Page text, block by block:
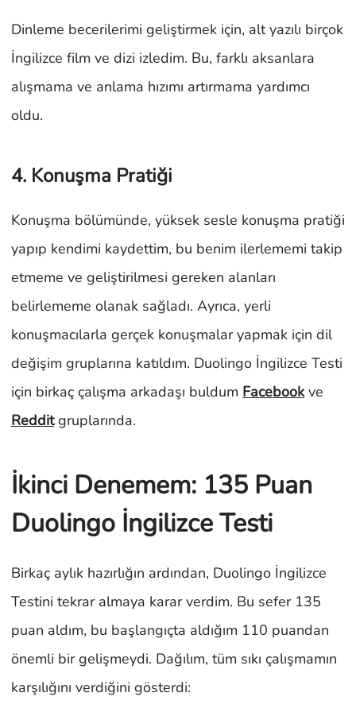
Dinleme becerilerimi geliştirmek için, alt yazılı birçok
İngilizce film ve dizi izledim. Bu, farklı aksanlara
alışmama ve anlama hızımı artırmama yardımcı
oldu.
4. Konuşma Pratiği
Konuşma bölümünde, yüksek sesle konuşma pratiği
yapıp kendimi kaydettim, bu benim ilerlememi takip
etmeme ve geliştirilmesi gereken alanları
belirlememe olanak sağladı. Ayrıca, yerli
konuşmacılarla gerçek konuşmalar yapmak için dil
değişim gruplarına katıldım. Duolingo İngilizce Testi
için birkaç çalışma arkadaşı buldum Facebookve
Redditgruplarında.
İkinci Denemem: 135 Puan
Duolingo İngilizce Testi
Birkaç aylık hazırlığın ardından, Duolingo İngilizce
Testini tekrar almaya karar verdim. Bu sefer 135
puan aldım, bu başlangıçta aldığım 110 puandan
önemli bir gelişmeydi. Dağılım, tüm sıkı çalışmamın
karşılığını verdiğini gösterdi: